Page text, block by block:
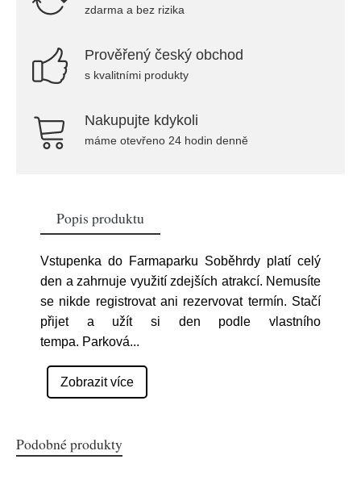
zdarma a bez rizika
Prověřený český obchod
s kvalitními produkty
Nakupujte kdykoli
máme otevřeno 24 hodin denně
Popis produktu
Vstupenka do Farmaparku Soběhrdy platí celý
den a zahrnuje využití zdejších atrakcí. Nemusíte
se nikde registrovat ani rezervovat termín. Stačí
přijet a užít si den podle vlastního
tempa. Parková...
Zobrazit více
Podobné produkty